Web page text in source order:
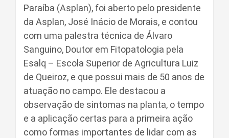
Paraíba (Asplan), foi aberto pelo presidente
da Asplan, José Inácio de Morais, e contou
com uma palestra técnica de Álvaro
Sanguino, Doutor em Fitopatologia pela
Esalq – Escola Superior de Agricultura Luiz
de Queiroz, e que possui mais de 50 anos de
atuação no campo. Ele destacou a
observação de sintomas na planta, o tempo
e a aplicação certas para a primeira ação
como formas importantes de lidar com as